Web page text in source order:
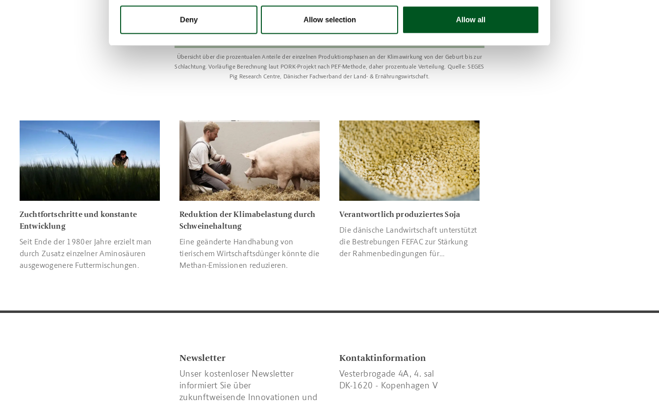
Deny Allow selection Allow all
Übersicht über die prozentualen Anteile der einzelnen Produktionsphasen an der Klimawirkung von der Geburt bis zur
Schlachtung. Vorläufige Berechnung laut PORK-Projekt nach PEF-Methode, daher prozentuale Verteilung. Quelle: SEGES
Pig Research Centre, Dänischer Fachverband der Land- & Ernährungswirtschaft.
Zuchtfortschritte und konstante
Entwicklung
Seit Ende der 1980er Jahre erzielt man
durch Zusatz einzelner Aminosäuren
ausgewogenere Futtermischungen.
Read more about Zuchtfortschritte und konstante Entwicklung
Reduktion der Klimabelastung durch
Schweinehaltung
Eine geänderte Handhabung von
tierischem Wirtschaftsdünger könnte die
Methan-Emissionen reduzieren.
Read more about Reduktion der Klimabelastung durch Schweinehaltung
Verantwortlich produziertes Soja
Die dänische Landwirtschaft unterstützt
die Bestrebungen FEFAC zur Stärkung
der Rahmenbedingungen für
Read more about Verantwortlich produziertes Soja
Newsletter
Unser kostenloser Newsletter
informiert Sie über
zukunftweisende Innovationen und
Kontaktinformation
Vesterbrogade 4A, 4. sal
DK-1620 - Kopenhagen V